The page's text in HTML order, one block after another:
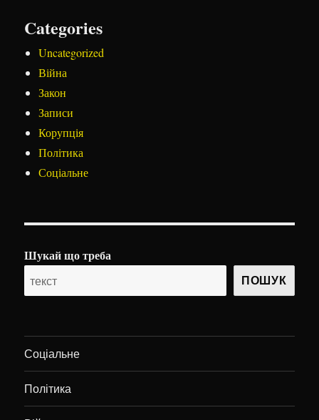
Categories
Uncategorized
Війна
Закон
Записи
Корупція
Політика
Соціальне
Шукай що треба
ПОШУК
Соціальне
Політика